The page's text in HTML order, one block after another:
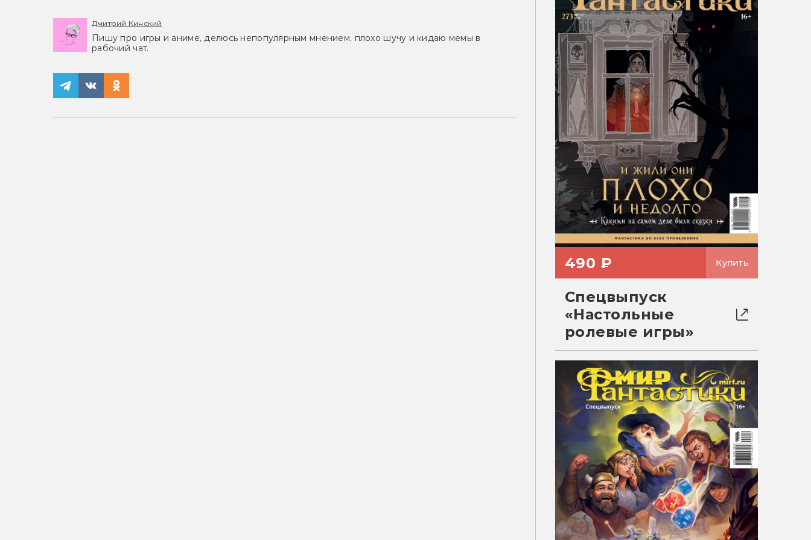
Дмитрий Кинский
Пишу про игры и аниме, делюсь непопулярным мнением, плохо шучу и кидаю мемы в
рабочий чат.
490 ₽ Купить
Спецвыпуск
«Настольные
ролевые игры»